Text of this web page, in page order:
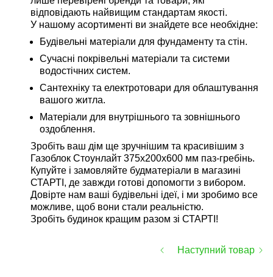
відповідають найвищим стандартам якості.
У нашому асортименті ви знайдете все необхідне:
Будівельні матеріали для фундаменту та стін.
Сучасні покрівельні матеріали та системи
водостічних систем.
Сантехніку та електротовари для облаштування
вашого житла.
Матеріали для внутрішнього та зовнішнього
оздоблення.
Зробіть ваш дім ще зручнішим та красивішим з
Газоблок Стоунлайт 375x200x600 мм паз-гребінь.
Купуйте і замовляйте будматеріали в магазині
СТАРТІ, де завжди готові допомогти з вибором.
Довірте нам ваші будівельні ідеї, і ми зробимо все
можливе, щоб вони стали реальністю.
Зробіть будинок кращим разом зі СТАРТІ!
Наступний товар